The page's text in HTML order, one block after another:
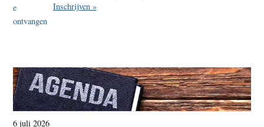
Inschrijven »
6 juli 2026